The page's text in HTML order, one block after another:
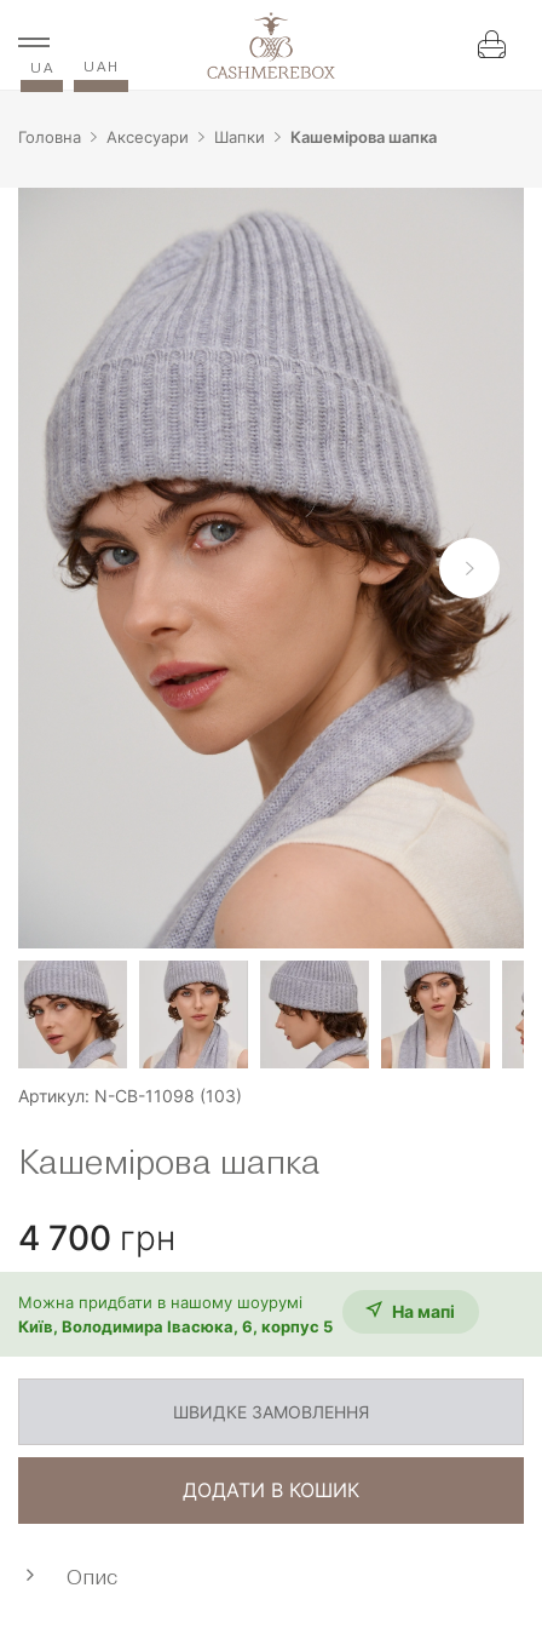
UA UAH
Головна Аксесуари Шапки Кашемірова шапка
Артикул: N-CB-11098 (103)
Кашемірова шапка
4 700 грн
Можна придбати в нашому шоурумі
Київ, Володимира Івасюка, 6, корпус 5
На мапi
ШВИДКЕ ЗАМОВЛЕННЯ
ДОДАТИ В КОШИК
Опис